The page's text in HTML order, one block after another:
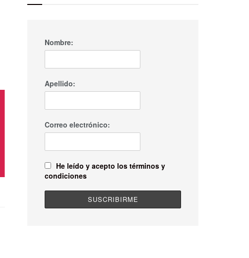
Nombre:
Apellido:
Correo electrónico:
He leído y acepto los términos y
condiciones